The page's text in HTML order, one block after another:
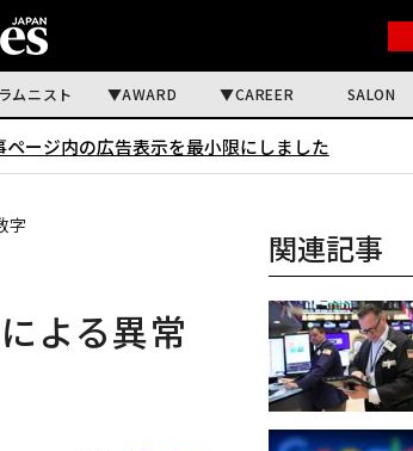
ムニスト AWARD CAREER SALON
ページ内の広告表示を最小限にしました
字
よる異常
関連記事